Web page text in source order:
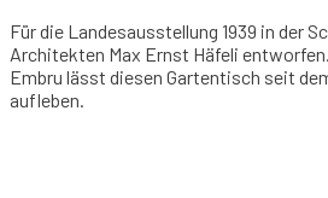
Für die Landesausstellung 1939 in der
Architekten Max Ernst Häfeli
Embru lässt diesen Gartentisch seit
aufleben.